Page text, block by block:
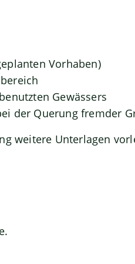
Vorhaben)
Gewässers
der Querung fremder
weitere Unterlagen